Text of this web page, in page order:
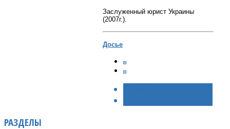
Заслуженный юрист Украины
(2007г.).
Досье
РАЗДЕЛЫ